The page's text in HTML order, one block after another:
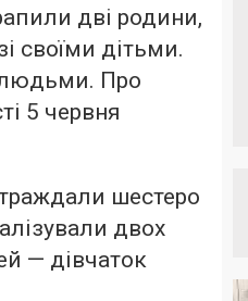
дві родини,
своїми дітьми.
людьми. Про
5 червня
шестеро
двох
— дівчаток